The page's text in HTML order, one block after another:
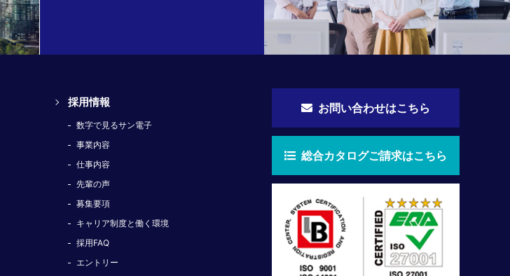
採用情報
数字で見るサン電子
事業内容
仕事内容
先輩の声
募集要項
キャリア制度と働く環境
採用FAQ
エントリー
お問い合わせはこちら
総合カタログご請求はこちら